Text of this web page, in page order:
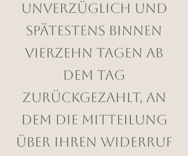
unverzüglich und
spätestens binnen
vierzehn Tagen ab
dem Tag
zurückgezahlt, an
dem die Mitteilung
über Ihren Widerruf